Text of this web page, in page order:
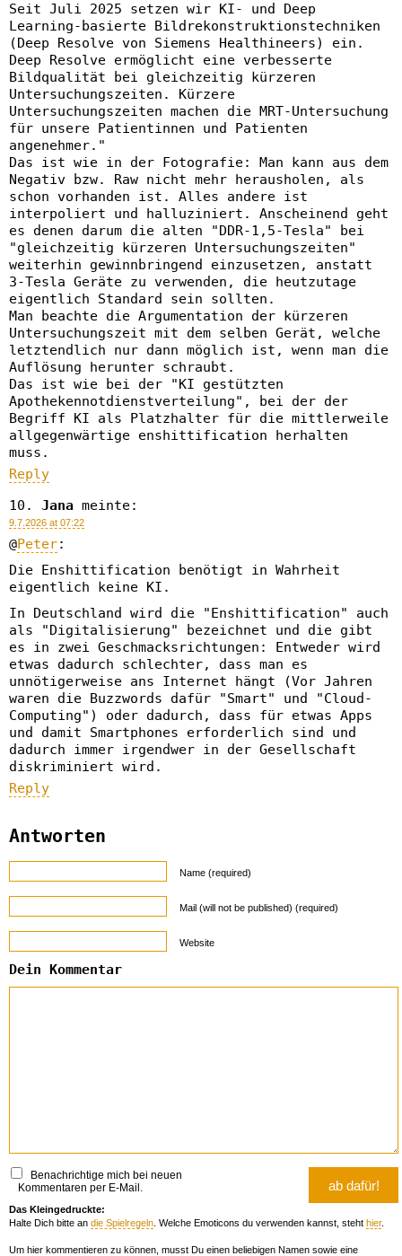
Seit Juli 2025 setzen wir KI- und Deep
Learning-basierte Bildrekonstruktionstechniken
(Deep Resolve von Siemens Healthineers) ein.
Deep Resolve ermöglicht eine verbesserte
Bildqualität bei gleichzeitig kürzeren
Untersuchungszeiten. Kürzere
Untersuchungszeiten machen die MRT-Untersuchung
für unsere Patientinnen und Patienten
angenehmer."
Das ist wie in der Fotografie: Man kann aus dem
Negativ bzw. Raw nicht mehr herausholen, als
schon vorhanden ist. Alles andere ist
interpoliert und halluziniert. Anscheinend geht
es denen darum die alten "DDR-1,5-Tesla" bei
"gleichzeitig kürzeren Untersuchungszeiten"
weiterhin gewinnbringend einzusetzen, anstatt
3-Tesla Geräte zu verwenden, die heutzutage
eigentlich Standard sein sollten.
Man beachte die Argumentation der kürzeren
Untersuchungszeit mit dem selben Gerät, welche
letztendlich nur dann möglich ist, wenn man die
Auflösung herunter schraubt.
Das ist wie bei der "KI gestützten
Apothekennotdienstverteilung", bei der der
Begriff KI als Platzhalter für die mittlerweile
allgegenwärtige enshittification herhalten
muss.
Reply
Jana meinte:
9.7.2026 at 07:22
@Peter:
Die Enshittification benötigt in Wahrheit
eigentlich keine KI.
In Deutschland wird die "Enshittification" auch
als "Digitalisierung" bezeichnet und die gibt
es in zwei Geschmacksrichtungen: Entweder wird
etwas dadurch schlechter, dass man es
unnötigerweise ans Internet hängt (Vor Jahren
waren die Buzzwords dafür "Smart" und "Cloud-
Computing") oder dadurch, dass für etwas Apps
und damit Smartphones erforderlich sind und
dadurch immer irgendwer in der Gesellschaft
diskriminiert wird.
Reply
Antworten
Name (required)
Mail (will not be published) (required)
Website
Dein Kommentar
Benachrichtige mich bei neuen
Kommentaren per E-Mail.
Das Kleingedruckte:
Halte Dich bitte an die Spielregeln . Welche Emoticons du verwenden kannst, steht hier.
Um hier kommentieren zu können, musst Du einen beliebigen Namen sowie eine